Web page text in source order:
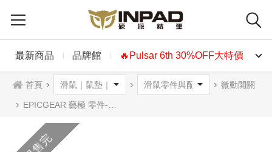
最新商品 品牌館 🔥Pulsar 6th 30%OFF大特價🔥
首頁 微動開關
EPICGEAR 藝極 零件-滑鼠歐姆龍(不含結構架)